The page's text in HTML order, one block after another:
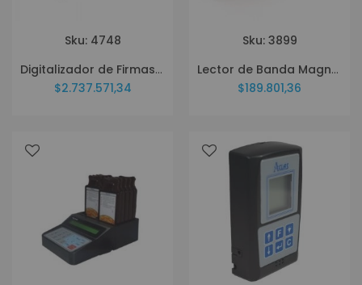
Sku: 4748
Digitalizador de Firmas Topaz T TD-LBK070VA Gemview
$2.737.571,34
Sku: 3899
Lector de Banda Magnetica SAT MSR100
$189.801,36